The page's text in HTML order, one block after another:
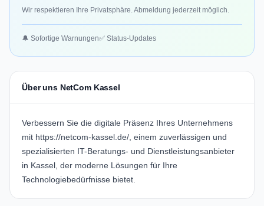
Wir respektieren Ihre Privatsphäre. Abmeldung jederzeit möglich.
🔔 Sofortige Warnungen✅ Status-Updates
Über uns NetCom Kassel
Verbessern Sie die digitale Präsenz Ihres Unternehmens
mit https://netcom-kassel.de/, einem zuverlässigen und
spezialisierten IT-Beratungs- und Dienstleistungsanbieter
in Kassel, der moderne Lösungen für Ihre
Technologiebedürfnisse bietet.